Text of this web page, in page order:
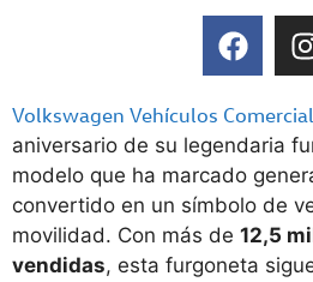
Volkswagen Vehículos
aniversario de su legendaria
modelo que ha marcado
convertido en un símbolo de
movilidad. Con más de 12,5
vendidas, esta furgoneta